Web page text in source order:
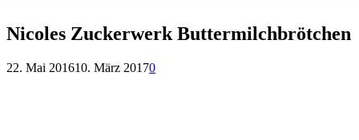
Nicoles Zuckerwerk Buttermilchbrötchen
22. Mai 201610. März 20170